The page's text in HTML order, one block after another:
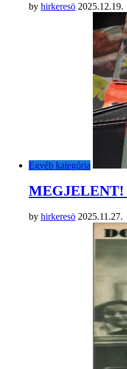
by hirkeresö 2025.12.19.
Egyéb kategória
MEGJELENT!
by hirkeresö 2025.11.27.